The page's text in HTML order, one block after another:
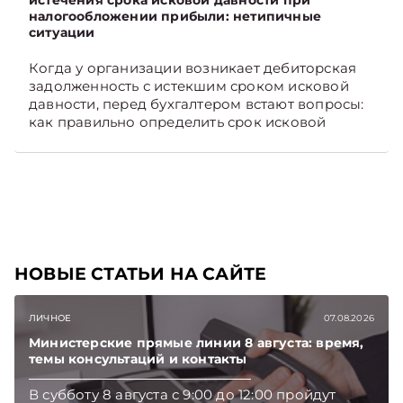
налогообложении прибыли: нетипичные
ситуации
Когда у организации возникает дебиторская
задолженность с истекшим сроком исковой
давности, перед бухгалтером встают вопросы:
как правильно определить срок исковой
задолженность. Рассмотрим это на
НОВЫЕ СТАТЬИ НА САЙТЕ
ЛИЧНОЕ 07.08.2026
Министерские прямые линии 8 августа: время,
темы консультаций и контакты
В субботу 8 августа с 9:00 до 12:00 пройдут